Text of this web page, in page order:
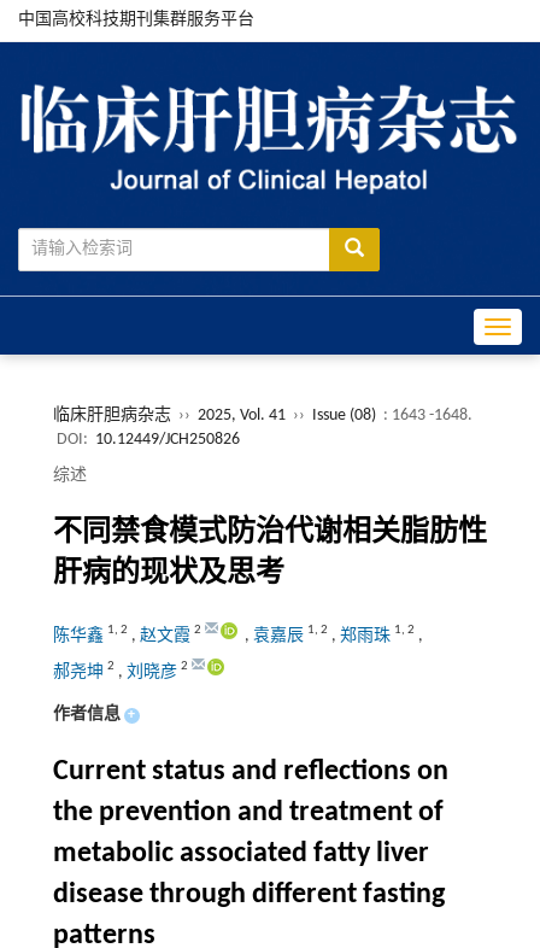
中国高校科技期刊集群服务平台
临床肝胆病杂志 ›› 2025, Vol. 41 ›› Issue (08) : 1643 -1648.
DOI: 10.12449/JCH250826
综述
不同禁食模式防治代谢相关脂肪性
肝病的现状及思考
陈华鑫 1, 2 , 赵文霞 2 , 袁嘉辰 1, 2 , 郑雨珠 1, 2 ,
郝尧坤 2 , 刘晓彦 2
作者信息 +
Current status and reflections on
the prevention and treatment of
metabolic associated fatty liver
disease through different fasting
patterns